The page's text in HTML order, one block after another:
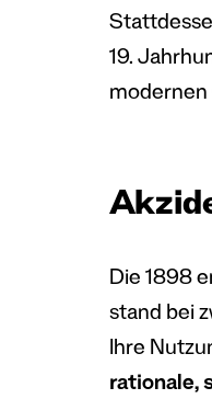
19.
Die 1898
stand bei
Ihre
rationale,